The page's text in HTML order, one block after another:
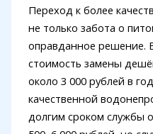
Переход к более
не только забота о
оправданное решение.
стоимость замены
около 3 000 рублей в
качественной
долгим сроком службы